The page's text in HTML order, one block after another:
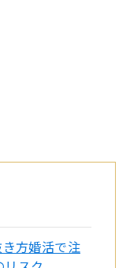
き方婚活で注